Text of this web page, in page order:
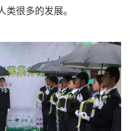
类很多的发展。